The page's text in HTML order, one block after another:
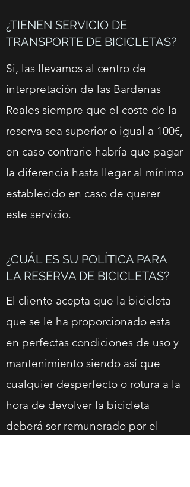
¿TIENEN SERVICIO DE
TRANSPORTE DE BICICLETAS?
Si, las llevamos al centro de
interpretación de las Bardenas
Reales siempre que el coste de la
reserva sea superior o igual a 100€,
en caso contrario habría que pagar
la diferencia hasta llegar al mínimo
establecido en caso de querer
este servicio.
¿CUÁL ES SU POLÍTICA PARA
LA RESERVA DE BICICLETAS?
El cliente acepta que la bicicleta
que se le ha proporcionado esta
en perfectas condiciones de uso y
mantenimiento siendo así que
cualquier desperfecto o rotura a la
hora de devolver la bicicleta
deberá ser remunerado por el